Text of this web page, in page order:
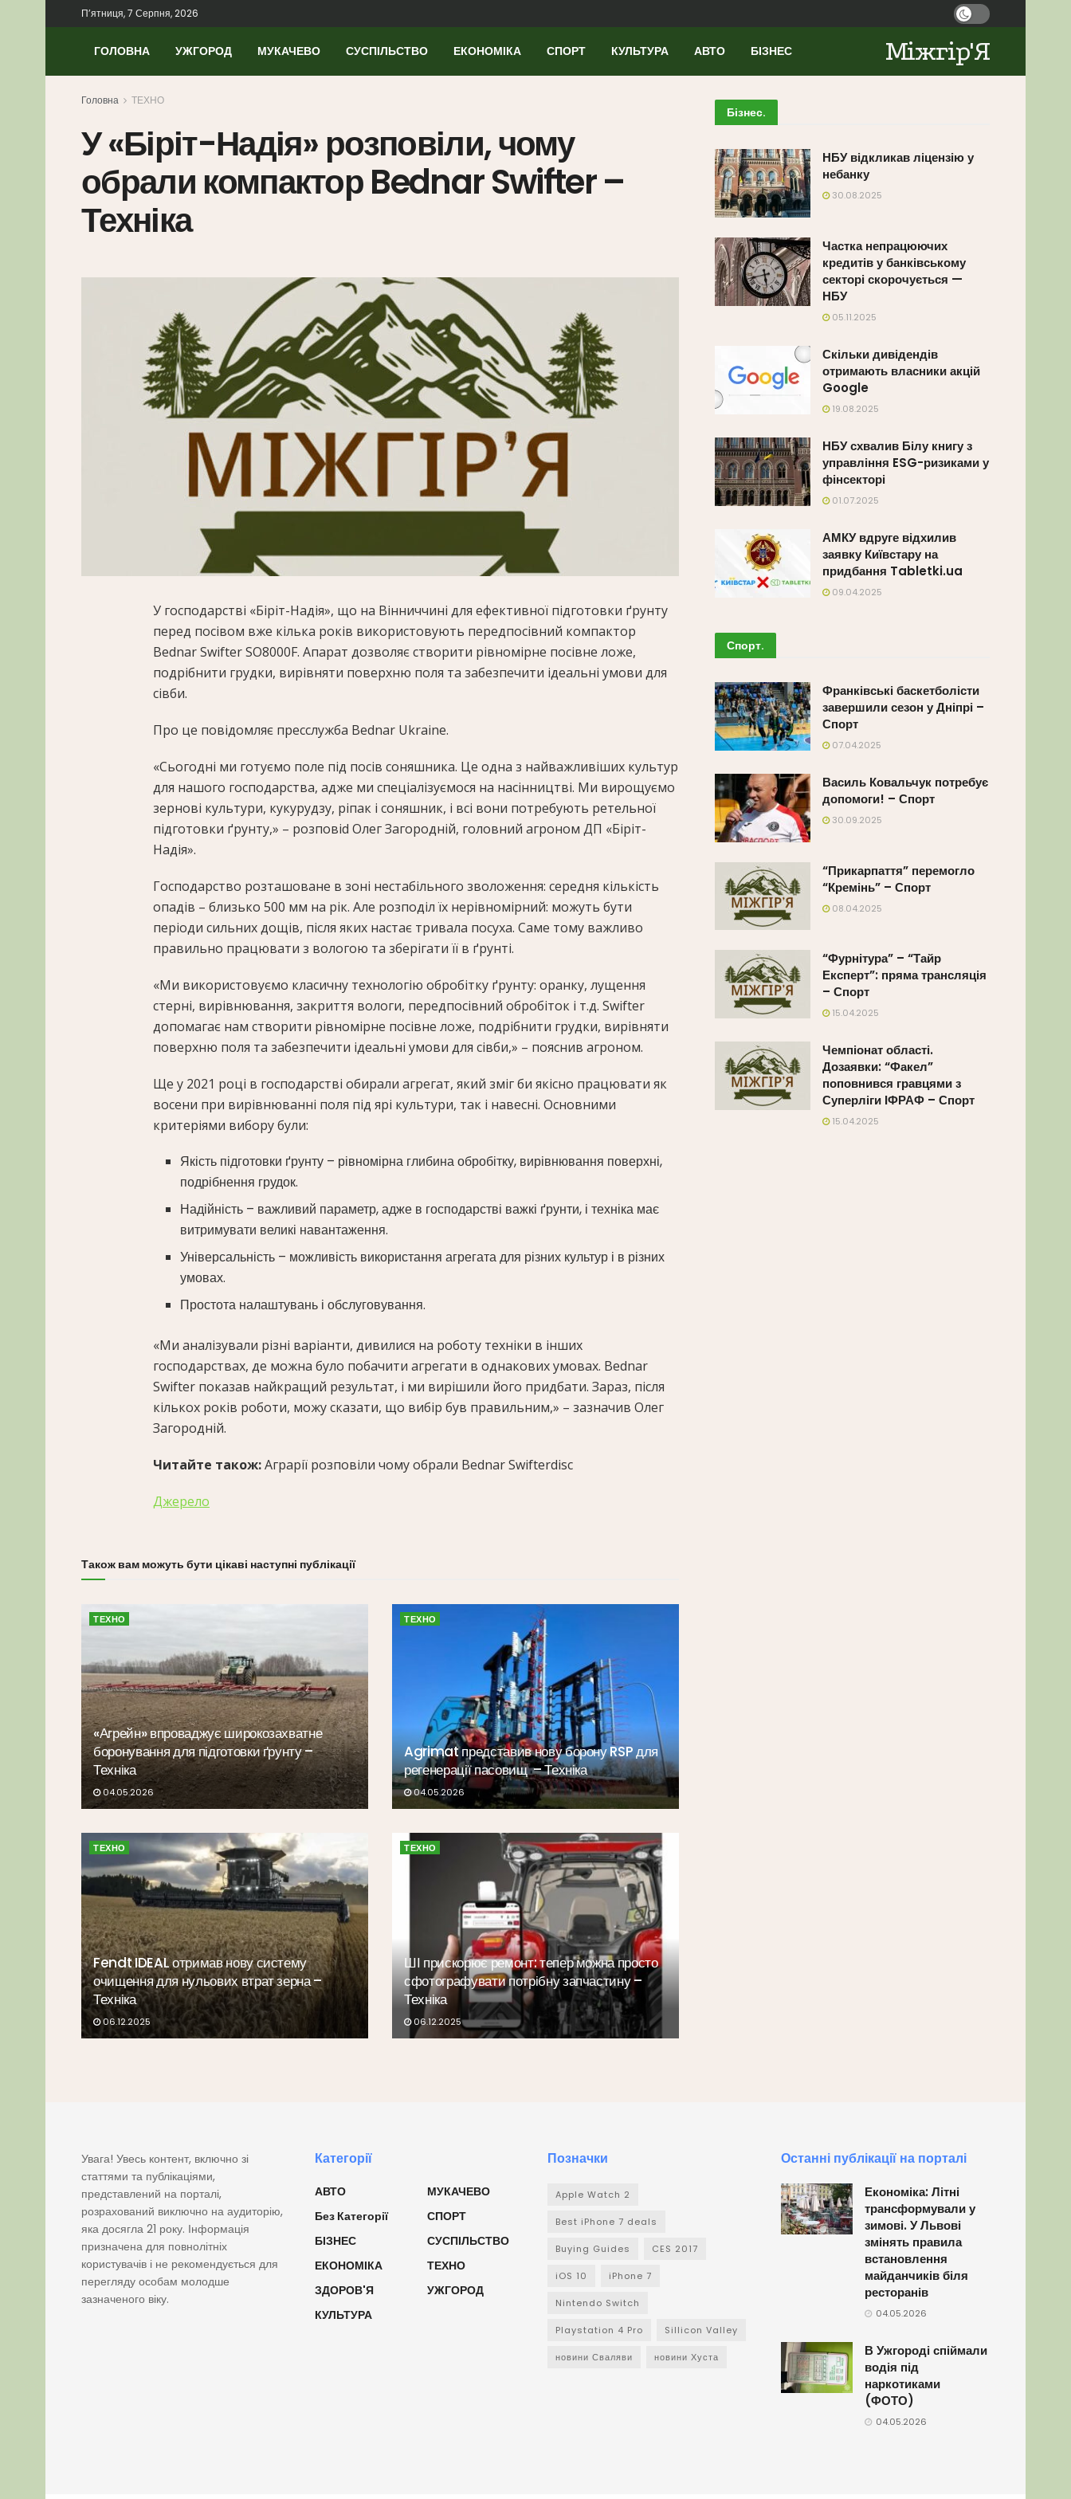
П’ятниця, 7 Серпня, 2026
ГОЛОВНА УЖГОРОД МУКАЧЕВО СУСПІЛЬСТВО ЕКОНОМІКА СПОРТ КУЛЬТУРА АВТО БІЗНЕС Міжгір'Я
Головна ТЕХНО
У «Біріт-Надія» розповіли, чому
обрали компактор Bednar Swifter –
Техніка
У господарстві «Біріт-Надія», що на Вінниччині для ефективної підготовки ґрунту
перед посівом вже кілька років використовують передпосівний компактор
Bednar Swifter SO8000F. Апарат дозволяє створити рівномірне посівне ложе,
подрібнити грудки, вирівняти поверхню поля та забезпечити ідеальні умови для
сівби.
Про це повідомляє пресслужба Bednar Ukraine.
«Сьогодні ми готуємо поле під посів соняшника. Це одна з найважливіших культур
для нашого господарства, адже ми спеціалізуємося на насінництві. Ми вирощуємо
зернові культури, кукурудзу, ріпак і соняшник, і всі вони потребують ретельної
підготовки ґрунту,» – розповіd Олег Загородній, головний агроном ДП «Біріт-
Надія».
Господарство розташоване в зоні нестабільного зволоження: середня кількість
опадів – близько 500 мм на рік. Але розподіл їх нерівномірний: можуть бути
періоди сильних дощів, після яких настає тривала посуха. Саме тому важливо
правильно працювати з вологою та зберігати її в ґрунті.
«Ми використовуємо класичну технологію обробітку ґрунту: оранку, лущення
стерні, вирівнювання, закриття вологи, передпосівний обробіток і т.д. Swifter
допомагає нам створити рівномірне посівне ложе, подрібнити грудки, вирівняти
поверхню поля та забезпечити ідеальні умови для сівби,» – пояснив агроном.
Ще у 2021 році в господарстві обирали агрегат, який зміг би якісно працювати як
восени при вирівнюванні поля під ярі культури, так і навесні. Основними
критеріями вибору були:
Якість підготовки ґрунту – рівномірна глибина обробітку, вирівнювання поверхні,
подрібнення грудок.
Надійність – важливий параметр, адже в господарстві важкі ґрунти, і техніка має
витримувати великі навантаження.
Універсальність – можливість використання агрегата для різних культур і в різних
умовах.
Простота налаштувань і обслуговування.
«Ми аналізували різні варіанти, дивилися на роботу техніки в інших
господарствах, де можна було побачити агрегати в однакових умовах. Bednar
Swifter показав найкращий результат, і ми вирішили його придбати. Зараз, після
кількох років роботи, можу сказати, що вибір був правильним,» – зазначив Олег
Загородній.
Читайте також:Аграрії розповіли чому обрали Bednar Swifterdisc
Джерело
Також вам можуть бути цікаві наступні публікації
ТЕХНО
«Агрейн» впроваджує широкозахватне
боронування для підготовки ґрунту –
Техніка
04.05.2026
ТЕХНО
Agrimat представив нову борону RSP для
регенерації пасовищ – Техніка
04.05.2026
ТЕХНО
Fendt IDEAL отримав нову систему
очищення для нульових втрат зерна –
Техніка
06.12.2025
ТЕХНО
ШІ прискорює ремонт: тепер можна просто
сфотографувати потрібну запчастину –
Техніка
06.12.2025
Бізнес.
НБУ відкликав ліцензію у
небанку
30.08.2025
Частка непрацюючих
кредитів у банківському
секторі скорочується —
НБУ
05.11.2025
Скільки дивідендів
отримають власники акцій
Google
19.08.2025
НБУ схвалив Білу книгу з
управління ESG-ризиками у
фінсекторі
01.07.2025
АМКУ вдруге відхилив
заявку Київстару на
придбання Tabletki.ua
09.04.2025
Спорт.
Франківські баскетболісти
завершили сезон у Дніпрі –
Спорт
07.04.2025
Василь Ковальчук потребує
допомоги! – Спорт
30.09.2025
“Прикарпаття” перемогло
“Кремінь” – Спорт
08.04.2025
“Фурнітура” – “Тайр
Експерт”: пряма трансляція
– Спорт
15.04.2025
Чемпіонат області.
Дозаявки: “Факел”
поповнився гравцями з
Суперліги ІФРАФ – Спорт
15.04.2025
Увага! Увесь контент, включно зі
статтями та публікаціями,
представлений на порталі,
розрахований виключно на аудиторію,
яка досягла 21 року. Інформація
призначена для повнолітніх
користувачів і не рекомендується для
перегляду особам молодше
зазначеного віку.
Категорії
АВТО
Без Категорії
БІЗНЕС
ЕКОНОМІКА
ЗДОРОВ'Я
КУЛЬТУРА
МУКАЧЕВО
СПОРТ
СУСПІЛЬСТВО
ТЕХНО
УЖГОРОД
Позначки
Apple Watch 2
Best iPhone 7 deals
Buying Guides CES 2017
iOS 10 iPhone 7
Nintendo Switch
Playstation 4 Pro Sillicon Valley
новини Сваляви новини Хуста
Останні публікації на порталі
Економіка: Літні
трансформували у
зимові. У Львові
змінять правила
встановлення
майданчиків біля
ресторанів
04.05.2026
В Ужгороді спіймали
водія під
наркотиками
(ФОТО)
04.05.2026